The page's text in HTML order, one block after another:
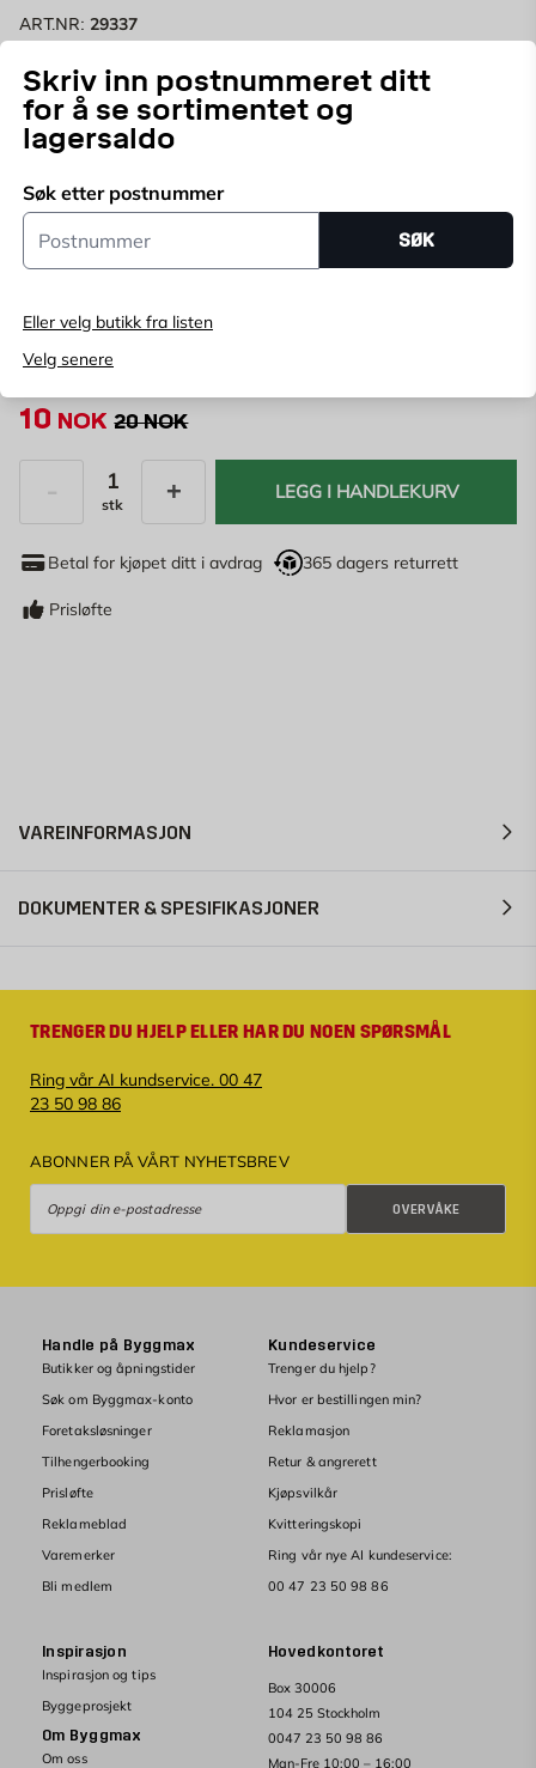
Skriv inn postnummeret ditt
for å se sortimentet og
lagersaldo
Søk etter postnummer
Postnummer
SØK
Eller velg butikk fra listen
Velg senere
ART.NR: 29337
Praktisk hodelykt med LED-funksjon. God å ha ved
arbeid i mørke miljøer eller på kveldstid når du må ha
hendene fri.
Vis mer
Velg butikk
Velg butikk for å se lagerstatus
10 NOK 20 NOK
stk
LEGG I HANDLEKURV
Betal for kjøpet ditt i avdrag 365 dagers returrett
Prisløfte
VAREINFORMASJON
DOKUMENTER & SPESIFIKASJONER
TRENGER DU HJELP ELLER HAR DU NOEN SPØRSMÅL
Ring vår AI kundservice. 00 47
23 50 98 86
ABONNER PÅ VÅRT NYHETSBREV
OVERVÅKE
Hovedkontoret
Box 30006
104 25 Stockholm
0047 23 50 98 86
Man-Fre 10:00 – 16:00
Handle på Byggmax
Butikker og åpningstider
Søk om Byggmax-konto
Foretaksløsninger
Tilhengerbooking
Prisløfte
Reklameblad
Varemerker
Bli medlem
Kundeservice
Trenger du hjelp?
Hvor er bestillingen min?
Reklamasjon
Retur & angrerett
Kjøpsvilkår
Kvitteringskopi
Ring vår nye AI kundeservice:
00 47 23 50 98 86
Inspirasjon
Inspirasjon og tips
Byggeprosjekt
Om Byggmax
Om oss